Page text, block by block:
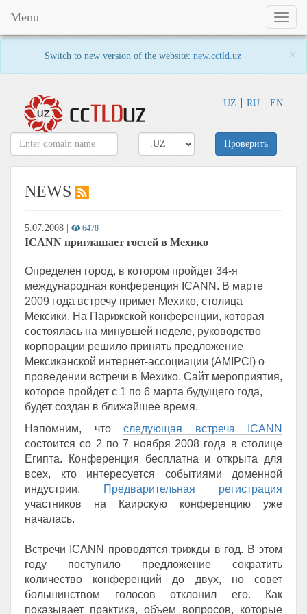
Switch to new version of the website: new.cctld.uz ×
UZ RU EN
Toggle
Menu
Проверить
NEWS
5.07.2008 6478
ICANN приглашает гостей в Мехико
Определен город, в котором пройдет 34-я
международная конференция ICANN. В марте
2009 года встречу примет Мехико, столица
Мексики. На Парижской конференции, которая
состоялась на минувшей неделе, руководство
корпорации решило принять предложение
Мексиканской интернет-ассоциации (AMIPCI) о
проведении встречи в Мехико. Сайт мероприятия,
которое пройдет с 1 по 6 марта будущего года,
будет создан в ближайшее время.
Напомним, что следующая встреча ICANN
состоится со 2 по 7 ноября 2008 года в столице
Египта. Конференция бесплатна и открыта для
всех, кто интересуется событиями доменной
индустрии.
Предварительная регистрация
участников на Каирскую конференцию уже
началась.
Встречи ICANN проводятся трижды в год. В этом
году поступило предложение сократить
количество конференций до двух, но совет
большинством голосов отклонил его. Как
показывает практика, объем вопросов, которые